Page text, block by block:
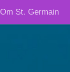
Om St. Germain